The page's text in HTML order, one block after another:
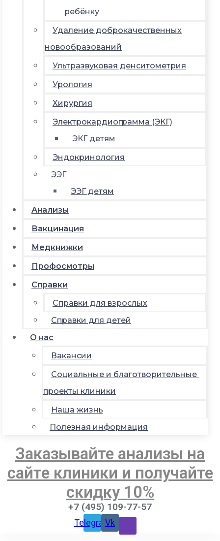
ребёнку
Удаление доброкачественных
новообразований
Ультразвуковая денситометрия
Урология
Хирургия
Электрокардиограмма (ЭКГ)
ЭКГ детям
Эндокринология
ЭЭГ
ЭЭГ детям
Анализы
Вакцинация
Медкнижки
Профосмотры
Справки
Справки для взрослых
Справки для детей
О нас
Вакансии
Социальные и благотворительные
проекты клиники
Наша жизнь
Полезная информация
Заказывайте анализы на
сайте клиники и получайте
скидку 10%
+7 (495) 109-77-57
TelegramVk